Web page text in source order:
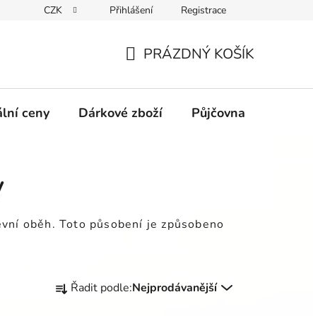
údajů GDPR Formulář pro odstoupení od kupní smlouvy
CZK Přihlášení Registrace
KOŠÍK
PRÁZDNÝ KOŠÍK
ceny Dárkové zboží Půjčovna
oběh. Toto působení je způsobeno
a Řadit podle:Nejprodávanější